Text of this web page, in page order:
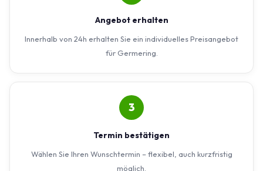
Angebot erhalten
Innerhalb von 24h erhalten Sie ein individuelles Preisangebot
für Germering.
3
Termin bestätigen
Wählen Sie Ihren Wunschtermin – flexibel, auch kurzfristig
möglich.